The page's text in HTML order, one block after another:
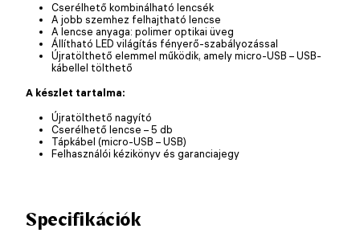
Cserélhető kombinálható lencsék
A jobb szemhez felhajtható lencse
A lencse anyaga: polimer optikai üveg
Állítható LED világítás fényerő-szabályozással
Újratölthető elemmel működik, amely micro-USB – USB-
kábellel tölthető
A készlet tartalma:
Újratölthető nagyító
Cserélhető lencse – 5 db
Tápkábel (micro-USB – USB)
Felhasználói kézikönyv és garanciajegy
Specifikációk